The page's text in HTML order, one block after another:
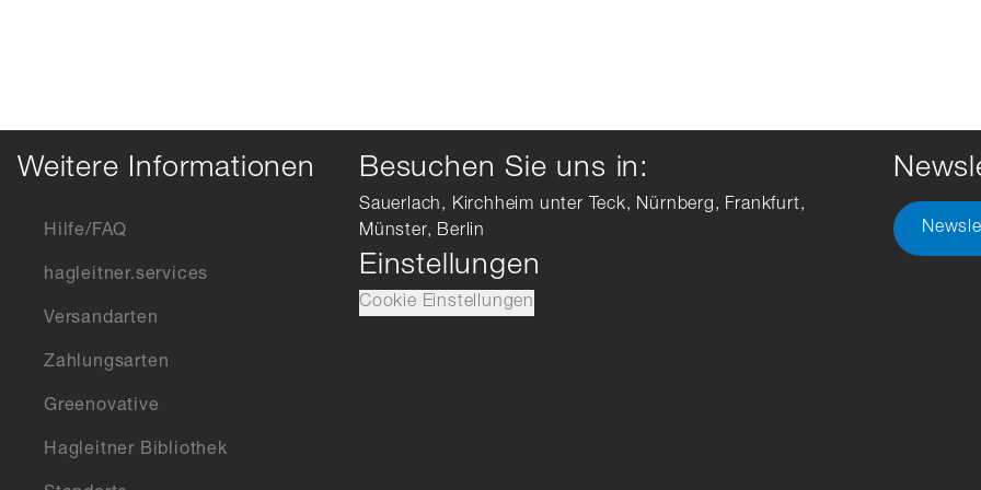
Weitere Informationen
Hilfe/FAQ
hagleitner.services
Versandarten
Zahlungsarten
Greenovative
Hagleitner Bibliothek
Besuchen Sie uns in:
Sauerlach, Kirchheim unter Teck, Nürnberg, Frankfurt,
Münster, Berlin
Einstellungen
Cookie Einstellungen